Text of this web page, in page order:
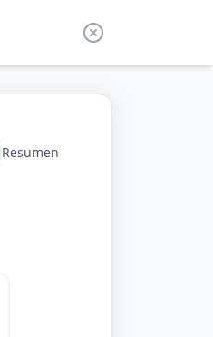
Resumen